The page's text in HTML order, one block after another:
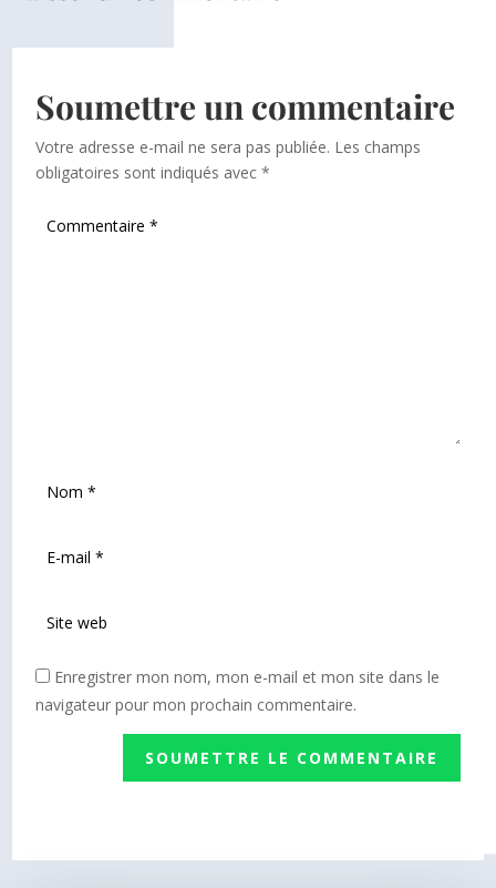
Soumettre un commentaire
Votre adresse e-mail ne sera pas publiée. Les champs
obligatoires sont indiqués avec*
Enregistrer mon nom, mon e-mail et mon site dans le
navigateur pour mon prochain commentaire.
SOUMETTRE LE COMMENTAIRE